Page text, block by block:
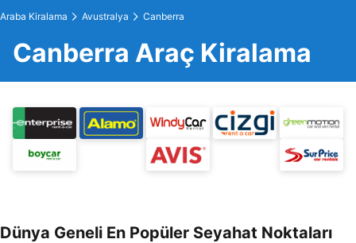
Araba Kiralama Avustralya Canberra
Canberra Araç Kiralama
Dünya Geneli En Popüler Seyahat Noktaları